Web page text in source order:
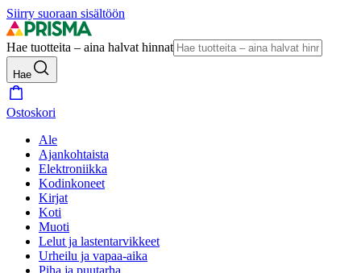
Siirry suoraan sisältöön
Hae tuotteita – aina halvat hinnat
Hae
Ostoskori
Ale
Ajankohtaista
Elektroniikka
Kodinkoneet
Kirjat
Koti
Muoti
Lelut ja lastentarvikkeet
Urheilu ja vapaa-aika
Piha ja puutarha